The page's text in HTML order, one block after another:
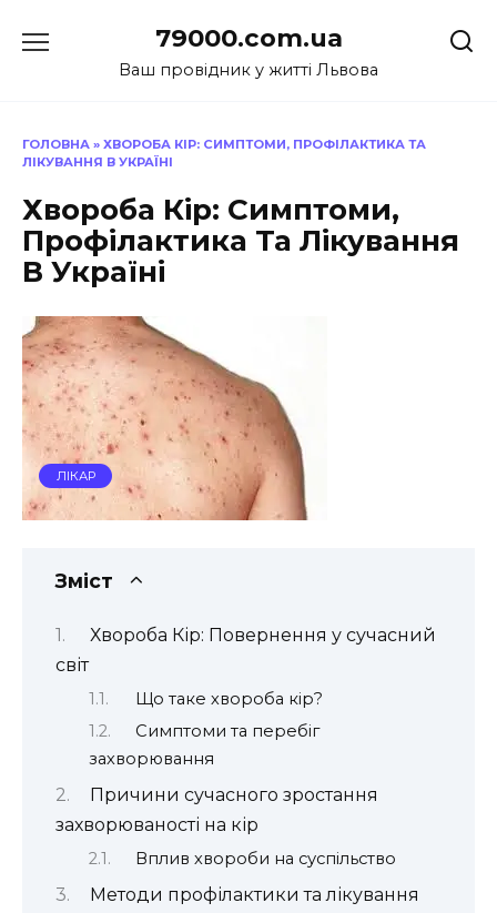
до
79000.com.ua
Ваш провідник у житті Львова
ГОЛОВНА » ХВОРОБА КІР: СИМПТОМИ, ПРОФІЛАКТИКА ТА
ЛІКУВАННЯ В УКРАЇНІ
Хвороба Кір: Симптоми,
Профілактика Та Лікування
В Україні
ЛІКАР
Зміст
Хвороба Кір: Повернення у сучасний
світ
Що таке хвороба кір?
Симптоми та перебіг
захворювання
Причини сучасного зростання
захворюваності на кір
Вплив хвороби на суспільство
Методи профілактики та лікування